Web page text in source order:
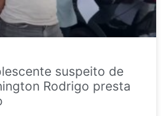
suspeito de
Rodrigo presta